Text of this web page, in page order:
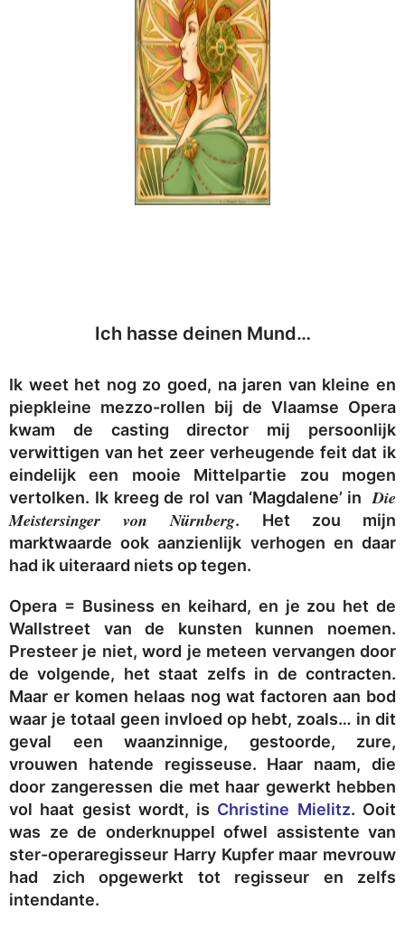
Ich hasse deinen Mund…
Ik weet het nog zo goed, na jaren van kleine en
piepkleine mezzo-rollen bij de Vlaamse Opera
kwam de casting director mij persoonlijk
verwittigen van het zeer verheugende feit dat ik
eindelijk een mooie Mittelpartie zou mogen
vertolken. Ik kreeg de rol van ‘Magdalene’ in Die
Meistersinger von Nürnberg. Het zou mijn
marktwaarde ook aanzienlijk verhogen en daar
had ik uiteraard niets op tegen.
Opera = Business en keihard, en je zou het de
Wallstreet van de kunsten kunnen noemen.
Presteer je niet, word je meteen vervangen door
de volgende, het staat zelfs in de contracten.
Maar er komen helaas nog wat factoren aan bod
waar je totaal geen invloed op hebt, zoals… in dit
geval een waanzinnige, gestoorde, zure,
vrouwen hatende regisseuse. Haar naam, die
door zangeressen die met haar gewerkt hebben
vol haat gesist wordt, is Christine Mielitz. Ooit
was ze de onderknuppel ofwel assistente van
ster-operaregisseur Harry Kupfer maar mevrouw
had zich opgewerkt tot regisseur en zelfs
intendante.